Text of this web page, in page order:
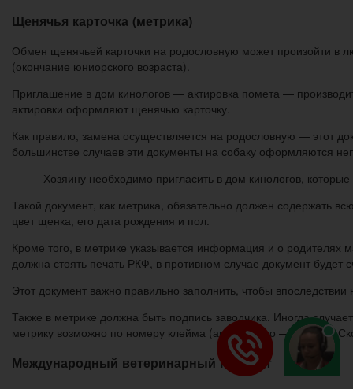
Щенячья карточка (метрика)
Обмен щенячьей карточки на родословную может произойти в
(окончание юниорского возраста).
Приглашение в дом кинологов — актировка помета —
актировки оформляют щенячью карточку.
Как правило, замена осуществляется на родословную — этот
большинстве случаев эти документы на собаку оформляются
Хозяину необходимо пригласить в дом кинологов,
Такой документ, как метрика, обязательно должен содержать
цвет щенка, его дата рождения и пол.
Кроме того, в метрике указывается информация и о
должна стоять печать РКФ, в противном случае документ будет
Этот документ важно правильно заполнить, чтобы
Также в метрике должна быть подпись заводчика. Иногда
метрику возможно по номеру клейма (автор видео — Татьяна
Международный ветеринарный паспорт